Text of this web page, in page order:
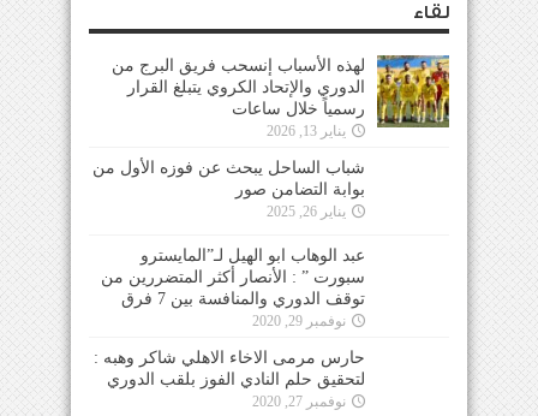
لقاء
لهذه الأسباب إنسحب فريق البرج من
الدوري والإتحاد الكروي يتبلغ القرار
رسمياً خلال ساعات
يناير 13, 2026
شباب الساحل يبحث عن فوزه الأول من
بوابة التضامن صور
يناير 26, 2025
عبد الوهاب ابو الهيل لـ”المايسترو
سبورت ” : الأنصار أكثر المتضررين من
توقف الدوري والمنافسة بين 7 فرق
نوفمبر 29, 2020
حارس مرمى الاخاء الاهلي شاكر وهبه :
لتحقيق حلم النادي الفوز بلقب الدوري
نوفمبر 27, 2020